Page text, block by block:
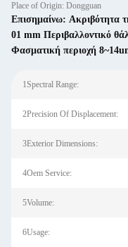
Place of Origin: Dongguan
Επισημαίνω: Ακριβότητα
01 mm Περιβαλλοντικό
Φασματική περιοχή
1Spectral Range:
2Precision Of Displacement:
3Exterior Dimensions:
4Oem Service:
5Volume:
6Usage: